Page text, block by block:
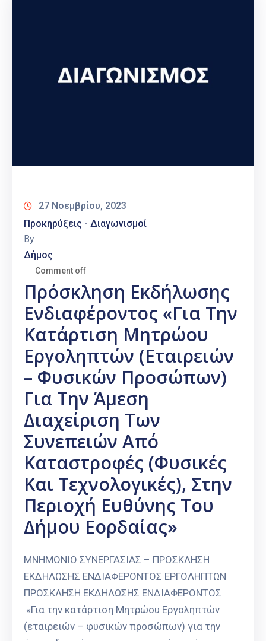
27 Νοεμβρίου, 2023
Προκηρύξεις - Διαγωνισμοί
By
Δήμος
Comment off
Πρόσκληση Εκδήλωσης
Ενδιαφέροντος «Για Την
Κατάρτιση Μητρώου
Εργοληπτών (εταιρειών
– Φυσικών Προσώπων)
Για Την Άμεση
Διαχείριση Των
Συνεπειών Από
Καταστροφές (φυσικές
Και Τεχνολογικές), Στην
Περιοχή Ευθύνης Του
Δήμου Εορδαίας»
ΜΝΗΜΟΝΙΟ ΣΥΝΕΡΓΑΣΙΑΣ – ΠΡΟΣΚΛΗΣΗ
ΕΚΔΗΛΩΣΗΣ ΕΝΔΙΑΦΕΡΟΝΤΟΣ ΕΡΓΟΛΗΠΤΩΝ
ΠΡΟΣΚΛΗΣΗ ΕΚΔΗΛΩΣΗΣ ΕΝΔΙΑΦΕΡΟΝΤΟΣ
«Για την κατάρτιση Μητρώου Εργοληπτών
(εταιρειών – φυσικών προσώπων) για την